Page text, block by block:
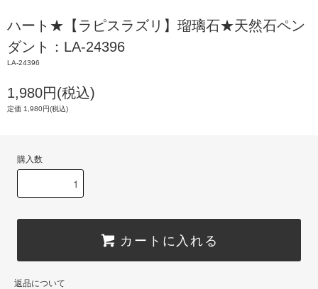
ハート★【ラピスラズリ】瑠璃石★天然石ペン
ダント：LA-24396
LA-24396
1,980円(税込)
定価 1,980円(税込)
購入数
カートに入れる
返品について